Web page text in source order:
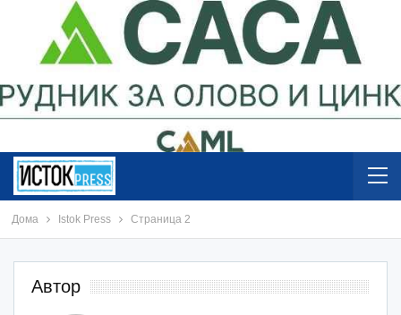
Дома Istok Press Страница 2
Автор